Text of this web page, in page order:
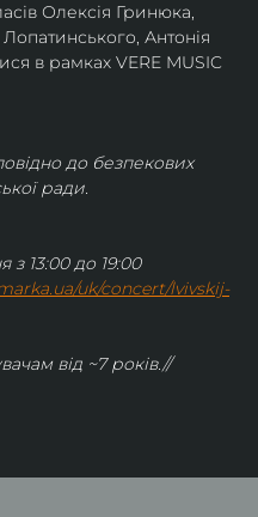
Олексія Гринюка,
Антонія
в рамках VERE MUSIC
до безпекових
ради.
з 13:00 до 19:00
uk/concert/lvivskij-
від ~7 років.//